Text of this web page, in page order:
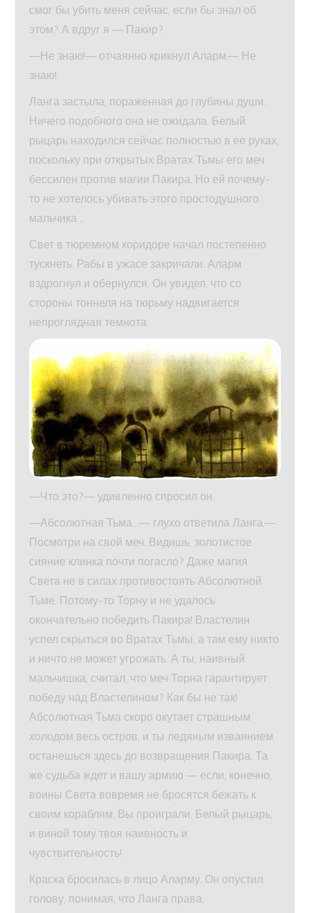
смог бы убить меня сейчас, если бы знал об
этом? А вдруг я — Пакир?
—Не знаю!— отчаянно крикнул Аларм.— Не
знаю!
Ланга застыла, пораженная до глубины души.
Ничего подобного она не ожидала. Белый
рыцарь находился сейчас полностью в ее руках,
поскольку при открытых Вратах Тьмы его меч
бессилен против магии Пакира. Но ей почему-
то не хотелось убивать этого простодушного
мальчика…
Свет в тюремном коридоре начал постепенно
тускнеть. Рабы в ужасе закричали. Аларм
вздрогнул и обернулся. Он увидел, что со
стороны тоннеля на тюрьму надвигается
непроглядная темнота.
—Что это?— удивленно спросил он.
—Абсолютная Тьма…— глухо ответила Ланга.—
Посмотри на свой меч. Видишь, золотистое
сияние клинка почти погасло? Даже магия
Света не в силах противостоять Абсолютной
Тьме. Потому-то Торну и не удалось
окончательно победить Пакира! Властелин
успел скрыться во Вратах Тьмы, а там ему никто
и ничто не может угрожать. А ты, наивный
мальчишка, считал, что меч Торна гарантирует
победу над Властелином? Как бы не так!
Абсолютная Тьма скоро окутает страшным
холодом весь остров, и ты ледяным изваянием
останешься здесь до возвращения Пакира. Та
же судьба ждет и вашу армию — если, конечно,
воины Света вовремя не бросятся бежать к
своим кораблям. Вы проиграли, Белый рыцарь,
и виной тому твоя наивность и
чувствительность!
Краска бросилась в лицо Аларму. Он опустил
голову, понимая, что Ланга права.